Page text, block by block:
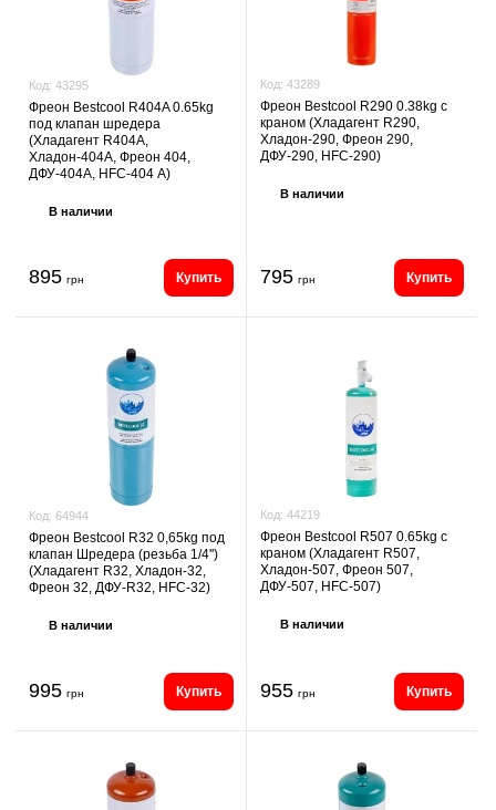
Код: 43295
Фреон Bestcool R404A 0.65kg
под клапан шредера
(Хладагент R404A,
Хладон-404A, Фреон 404,
ДФУ-404A, HFC-404 А)
В наличии
895 грн Купить
Код: 43289
Фреон Bestcool R290 0.38kg с
краном (Хладагент R290,
Хладон-290, Фреон 290,
ДФУ-290, HFC-290)
В наличии
795 грн Купить
Код: 64944
Фреон Bestcool R32 0,65kg под
клапан Шредера (резьба 1/4'')
(Хладагент R32, Хладон-32,
Фреон 32, ДФУ-R32, HFC-32)
В наличии
995 грн Купить
Код: 44219
Фреон Bestcool R507 0.65kg с
краном (Хладагент R507,
Хладон-507, Фреон 507,
ДФУ-507, HFC-507)
В наличии
955 грн Купить